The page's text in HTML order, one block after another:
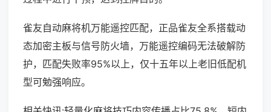
雀友自动麻将机万能遥控匹配，正品雀友全系搭载动
态加密主板与信号防火墙，万能遥控编码无法破解防
护，匹配失败率95%以上，仅十五年以上老旧低配机
型可勉强响应。